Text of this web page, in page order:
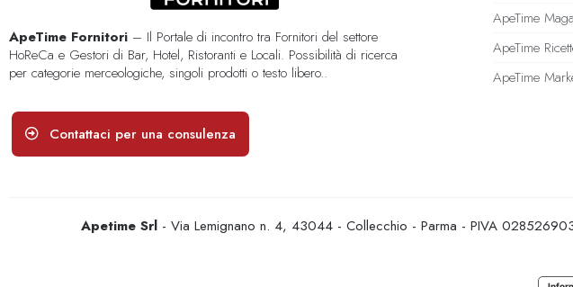
ApeTime Fornitori – Il Portale di incontro tra Fornitori del settore
HoReCa e Gestori di Bar, Hotel, Ristoranti e Locali. Possibilità di ricerca
per categorie merceologiche, singoli prodotti o testo libero..
Contattaci per una consulenza
ApeTime
ApeTime
ApeTime
Apetime Srl - Via Lemignano n. 4, 43044 - Collecchio - Parma - PIVA